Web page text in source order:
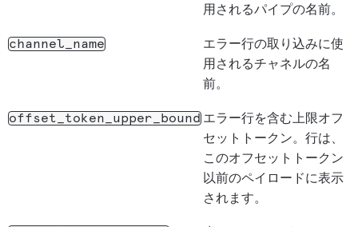
用されるパイプの名前。
channel_name
エラー行の取り込みに使
用されるチャネルの名
前。
offset_token_upper_bound エラー行を含む上限オフ
セットトークン。行は、
このオフセットトークン
以前のペイロードに表示
されます。